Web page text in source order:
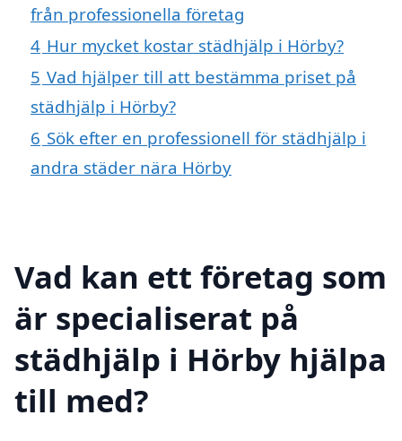
från professionella företag
4 Hur mycket kostar städhjälp i Hörby?
5 Vad hjälper till att bestämma priset på
städhjälp i Hörby?
6 Sök efter en professionell för städhjälp i
andra städer nära Hörby
Vad kan ett företag som
är specialiserat på
städhjälp i Hörby hjälpa
till med?